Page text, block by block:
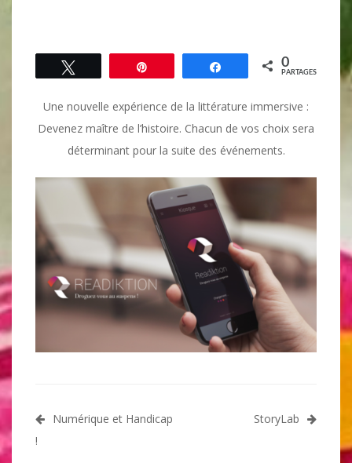
Partagez 0
PARTAGES
Une nouvelle expérience de la littérature immersive :
Devenez maître de l’histoire. Chacun de vos choix sera
déterminant pour la suite des événements.
Navigation
de
Numérique et Handicap
!
StoryLab